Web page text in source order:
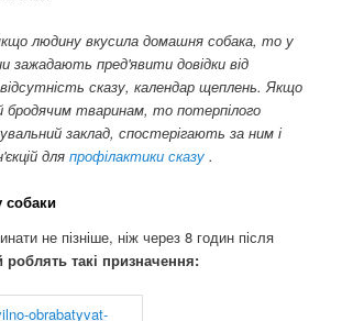
людину вкусила домашня собака, то у
зажадають пред'явити довідки від
сказу, календар щеплень. Якщо
бродячим тваринам, то потерпілого
заклад, спостерігають за ним і
дляпрофілактики сказу.
собаки
не пізніше, ніж через 8 годин після
роблять такі призначення: